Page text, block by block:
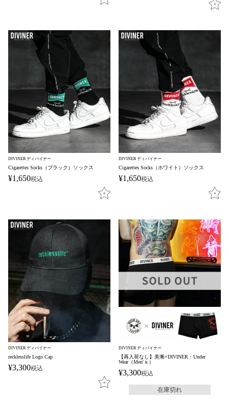
DIVINER ディバイナー
Cigarettes Socks（ブラック）ソックス
¥1,650税込
DIVINER ディバイナー
Cigarettes Socks（ホワイト）ソックス
¥1,650税込
DIVINER ディバイナー
recklesslife Logo Cap
¥3,300税込
DIVINER ディバイナー
【再入荷なし】美漸×DIVINER：Under
Wear（Men'ｓ）
¥3,300税込
在庫切れ